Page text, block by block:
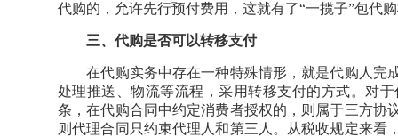
代购的，允许先行预付费用，这就有了“一揽子”包代
三、代购是否可以转移支付
在代购实务中存在一种特殊情形，就是代购人完
处理推送、物流等流程，采用转移支付的方式。对
条，在代购合同中约定消费者授权的，则属于三方协
则代理合同只约束代理人和第三人。从税收规定来